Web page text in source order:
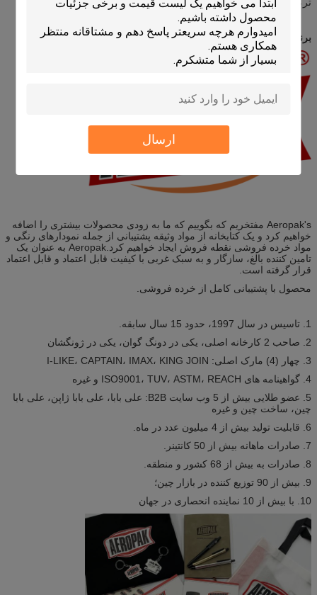
ارسال
برند ما
Aeropak's مفتخریم که بگوییم که ما به زودی محصولات بیشتری را اضافه
خواهیم کرد و یک کتابخانه از مواد وثیقه پشتیبانی از جمله نمودارهای رنگی و
مواد خرده فروشی نقطه فروش ایجاد خواهیم کرد.Aeropak به عنوان یک
تامین کننده بالغ، سازگار و به سبک غربی با کیفیت قابل اعتماد و قابل اعتماد
قرار گرفته است.
محصول با پشتیبانی کامل از خرده فروشی.
1. تاسیس در سال 1997، حدود 15 سال سابقه.
2. صاحب 2 کارخانه اصلی، یکی در دونگ گوان، یکی در ژونگشان
3. چهار (4) مارک اصلی: I-LIKE، CAPTAIN، IMAX، KING JOIN
4. گواهینامه های ISO9001، TUV، ASTM، REACH و غیره
5. عضو طلایی بیش از 5 وب سایت B2B: علی بابا، علی بابا ژاپن، علی بابا
چین، ساخت چین و غیره
6. قابلیت تولید بیش از 4 میلیون عدد در ماه.
7. صادرات ماهانه بیش از 50 کانتینر.
8. صادرات به بیش از 68 کشور و منطقه.
9. بیش از 90 توزیع کننده در بازار چین؛
10. با بیش از 10 نماینده انحصاری در جهان